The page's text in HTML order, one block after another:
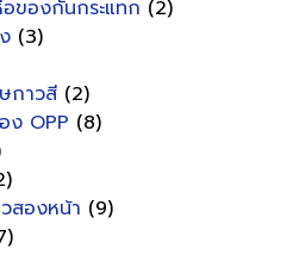
ของกันกระแทก (2)
(3)
กาวสี (2)
ง OPP (8)
สองหน้า (9)